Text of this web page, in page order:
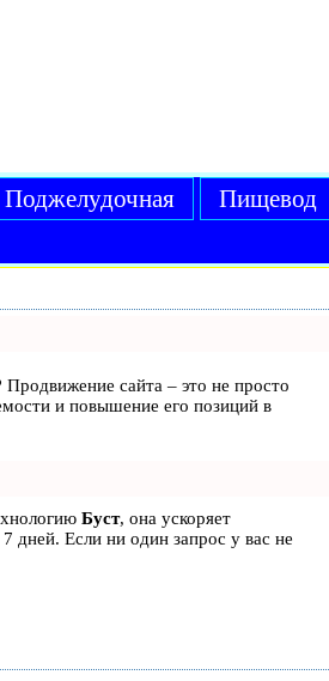
Поджелудочная Пищевод
Продвижение сайта – это не просто
и повышение его позиций в
Буст, она ускоряет
дней. Если ни один запрос у вас не